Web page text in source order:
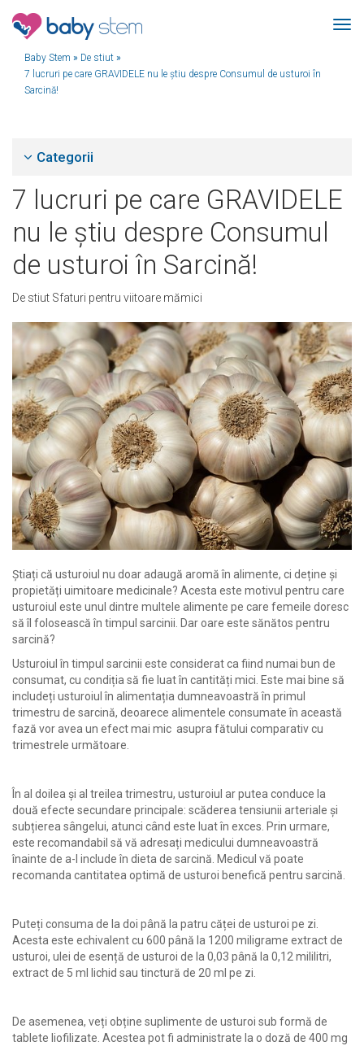
Baby Stem » De stiut »
7 lucruri pe care GRAVIDELE nu le știu despre Consumul de usturoi în
Sarcină!
Categorii
7 lucruri pe care GRAVIDELE
nu le știu despre Consumul
de usturoi în Sarcină!
De stiut Sfaturi pentru viitoare mămici
Știați că usturoiul nu doar adaugă aromă în alimente, ci deține și
propietăți uimitoare medicinale? Acesta este motivul pentru care
usturoiul este unul dintre multele alimente pe care femeile doresc
să îl folosească în timpul sarcinii. Dar oare este sănătos pentru
sarcină?
Usturoiul în timpul sarcinii este considerat ca fiind numai bun de
consumat, cu condiția să fie luat în cantități mici. Este mai bine să
includeți usturoiul în alimentația dumneavoastră în primul
trimestru de sarcină, deoarece alimentele consumate în această
fază vor avea un efect mai mic asupra fătului comparativ cu
trimestrele următoare.
În al doilea și al treilea trimestru, usturoiul ar putea conduce la
două efecte secundare principale: scăderea tensiunii arteriale și
subțierea sângelui, atunci când este luat în exces. Prin urmare,
este recomandabil să vă adresați medicului dumneavoastră
înainte de a-l include în dieta de sarcină. Medicul vă poate
recomanda cantitatea optimă de usturoi benefică pentru sarcină.
Puteți consuma de la doi până la patru căței de usturoi pe zi.
Acesta este echivalent cu 600 până la 1200 miligrame extract de
usturoi, ulei de esență de usturoi de la 0,03 până la 0,12 mililitri,
extract de 5 ml lichid sau tinctură de 20 ml pe zi.
De asemenea, veți obține suplimente de usturoi sub formă de
tablete liofilizate. Acestea pot fi administrate la o doză de 400 mg